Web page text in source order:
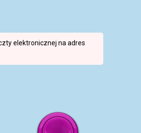
elektronicznej na adres